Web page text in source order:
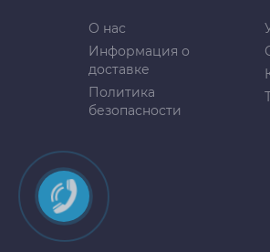
О нас
Информация о
доставке
Политика
безопасности